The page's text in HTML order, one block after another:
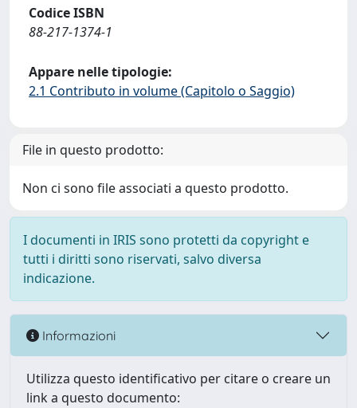
Codice ISBN
88-217-1374-1
Appare nelle tipologie:
2.1 Contributo in volume (Capitolo o Saggio)
File in questo prodotto:
Non ci sono file associati a questo prodotto.
I documenti in IRIS sono protetti da copyright e
tutti i diritti sono riservati, salvo diversa
indicazione.
Informazioni
Utilizza questo identificativo per citare o creare un
link a questo documento: